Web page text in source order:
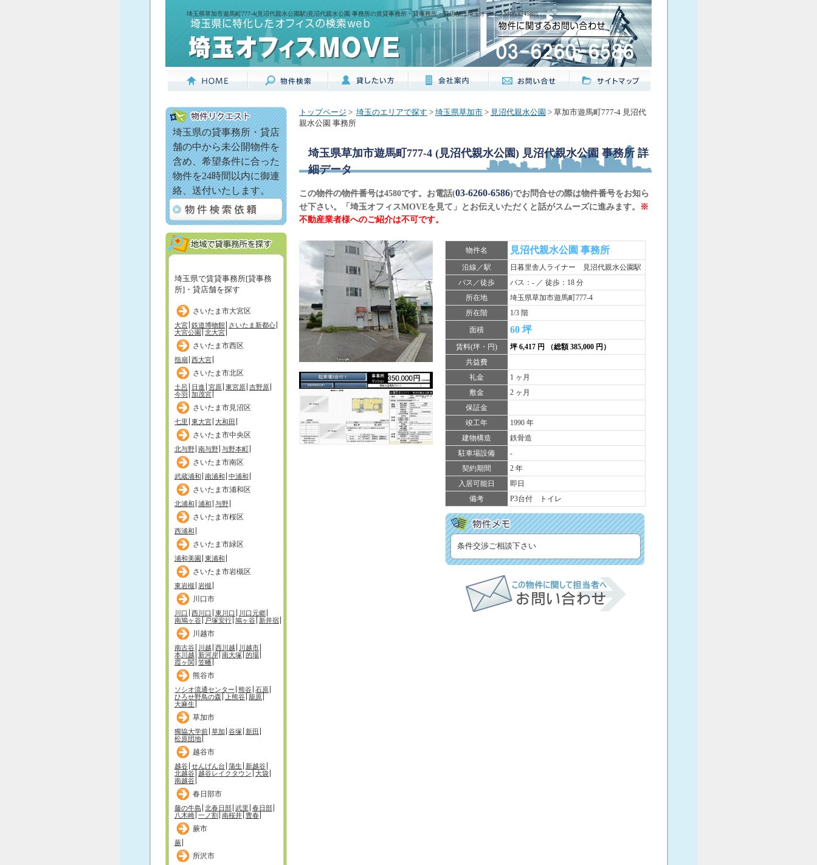
埼玉県草加市遊馬町777-4(見沼代親水公園駅)見沼代親水公園 事務所の賃貸事務所・貸事務所・貸店舗は埼玉オフィスMOVE[4580]
埼玉県の貸事務所・貸店
舗の中から未公開物件を
含め、希望条件に合った
物件を24時間以内に御連
絡、送付いたします。
埼玉県で賃貸事務所[貸事務
所]・貸店舗を探す
さいたま市大宮区
大宮 鉄道博物館 さいたま新都心
大宮公園
北大宮
さいたま市西区
指扇 西大宮
さいたま市北区
土呂 日進 宮原 東宮原 吉野原
今羽 加茂宮
さいたま市見沼区
七里 東大宮 大和田
さいたま市中央区
北与野 南与野 与野本町
さいたま市南区
武蔵浦和 南浦和 中浦和
さいたま市浦和区
北浦和 浦和 与野
さいたま市桜区
西浦和
さいたま市緑区
浦和美園 東浦和
さいたま市岩槻区
東岩槻 岩槻
川口市
川口 西川口 東川口
川口元郷
南鳩ヶ谷
戸塚安行 鳩ヶ谷 新井宿
川越市
南古谷 川越 西川越
川越市
本川越
新河岸 南大塚 的場
霞ヶ関 笠幡
熊谷市
ソシオ流通センター 熊谷 石原
ひろせ野鳥の森
上熊谷 籠原
大麻生
草加市
獨協大学前 草加 谷塚
新田
松原団地
越谷市
越谷 せんげん台 蒲生
新越谷
北越谷 越谷レイクタウン 大袋
南越谷
春日部市
藤の牛島 北春日部 武里 春日部
八木崎 一ノ割 南桜井 豊春
蕨市
蕨
所沢市
トップページ > 埼玉のエリアで探す > 埼玉県草加市 > 見沼代親水公園 > 草加市遊馬町777-4 見沼代
親水公園 事務所
埼玉県草加市遊馬町777-4 (見沼代親水公園) 見沼代親水公園 事務所 詳
細データ
この物件の物件番号は4580です。お電話(03-6260-6586)でお問合せの際は物件番号をお知ら
せ下さい。「埼玉オフィスMOVEを見て」とお伝えいただくと話がスムーズに進みます。
※
不動産業者様へのご紹介は不可です。
物件名 見沼代親水公園 事務所
沿線／駅
日暮里舎人ライナー 見沼代親水公園駅
バス／徒歩
バス：- ／ 徒歩：18 分
所在地
埼玉県草加市遊馬町777-4
所在階
1/3 階
面積
60 坪
賃料(坪・円)
坪 6,417 円 （総額 385,000 円）
共益費
礼金
1 ヶ月
敷金
2 ヶ月
保証金
竣工年
1990 年
建物構造
鉄骨造
駐車場設備
-
契約期間
2 年
入居可能日
即日
備考
P3台付 トイレ
条件交渉ご相談下さい